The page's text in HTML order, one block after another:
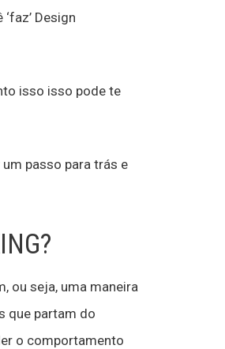
Design
isso isso pode te
passo para trás e
ou seja, uma maneira
que partam do
o comportamento